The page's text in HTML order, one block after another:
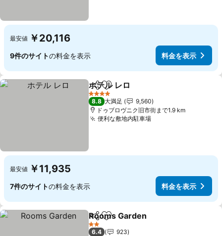
最安値 ￥20,116
9件のサイトの料金を表示 料金を表示
シェアお気に入りに追加
ホテル レロ
4 ホテルのランク
8.8 大満足
9,560
ドゥブロヴニク旧市街まで1.9 km
便利な敷地内駐車場料金を表示
最安値 ￥11,935
7件のサイトの料金を表示 料金を表示
シェアお気に入りに追加
Rooms Garden
2 ホテルのランク
6.4
923